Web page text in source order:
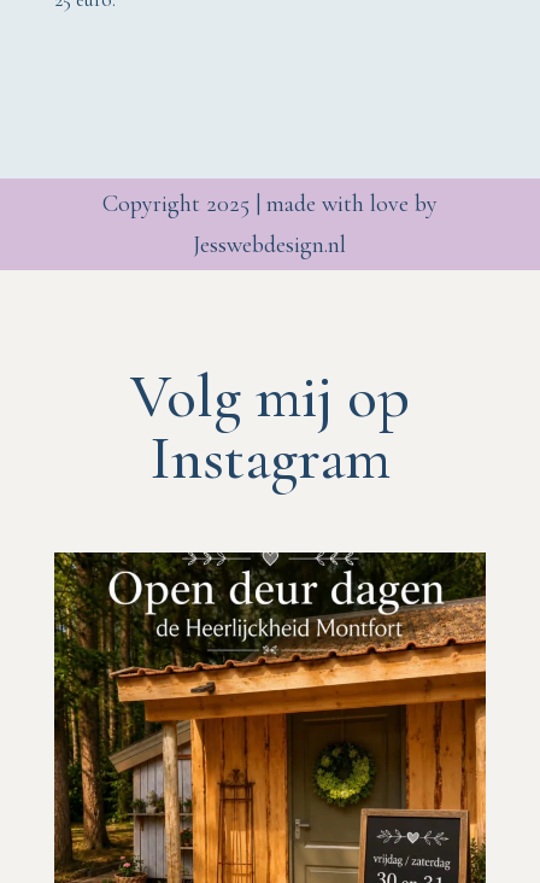
Copyright 2025 | made with love by
Jesswebdesign.nl
Volg mij op
Instagram